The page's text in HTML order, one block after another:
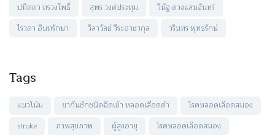
ปทิตตา ทรวงโพธิ์
สุพร วงค์ประทุม
วินัฐ ดวงแสนจันทร์
ไรวดา อินทรักษา
วิลาวัลย์ วีระอาชากุล วรินทร พุทธรักษ์
Tags
แนวโน้ม ยากันชักชนิดฉีดเข้า หลอดเลือดดำ
โรคหลอดเลือดสมอง
stroke
ภาพสุขภาพ ผู้สูงอายุ
โรคหลอดเลือดสมอง